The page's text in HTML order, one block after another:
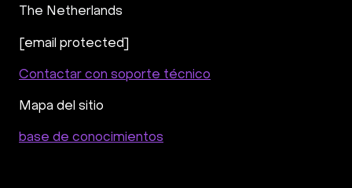
The Netherlands
[email protected]
Contactar con soporte técnico
Mapa del sitio
base de conocimientos